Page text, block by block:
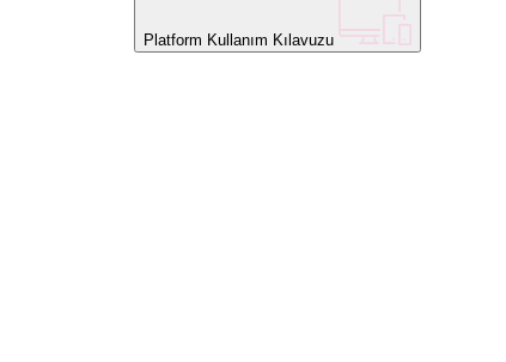
Platform Kullanım Kılavuzu